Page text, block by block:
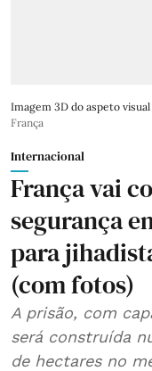
Imagem 3D do aspeto
França
Internacional
França vai
segurança
para
(com fotos)
A prisão, com
será construída
de hectares no